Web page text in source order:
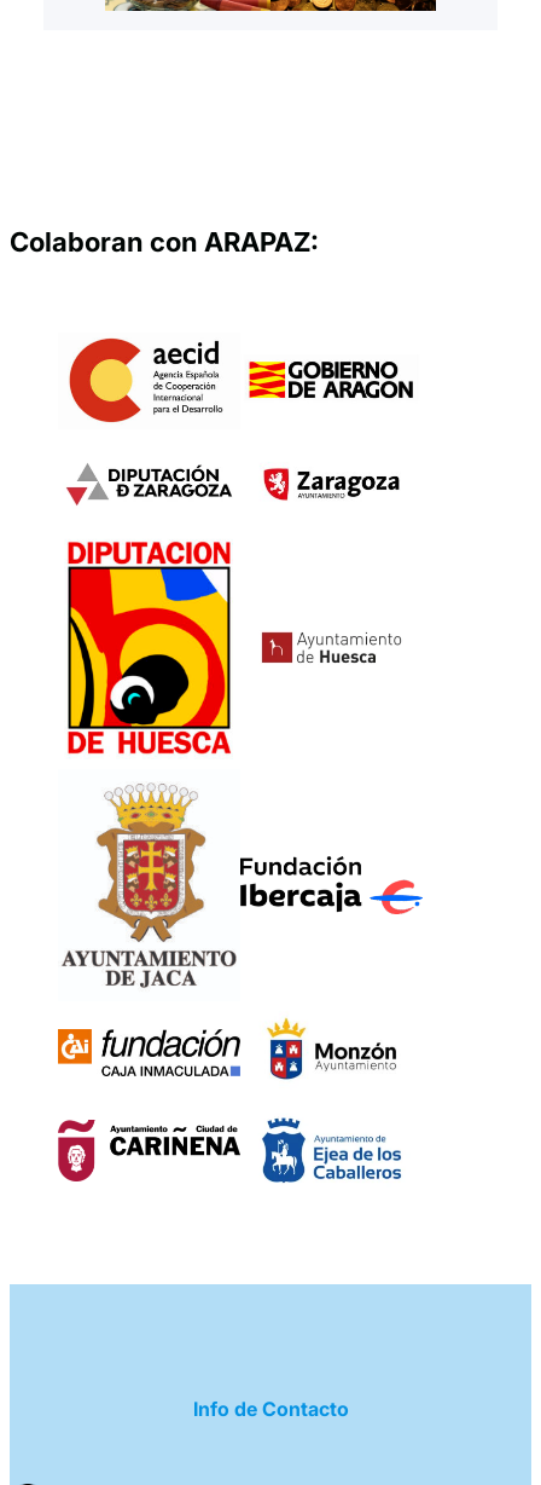
Colaboran con ARAPAZ:
Info de Contacto